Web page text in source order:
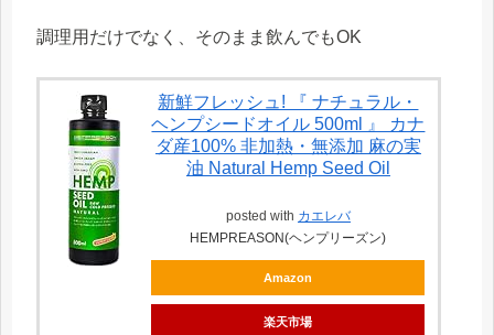
調理用だけでなく、そのまま飲んでもOK
新鮮フレッシュ! 『 ナチュラル・
ヘンプシードオイル 500ml 』 カナ
ダ産100% 非加熱・無添加 麻の実
油 Natural Hemp Seed Oil
posted with カエレバ
HEMPREASON(ヘンプリーズン)
Amazon
楽天市場